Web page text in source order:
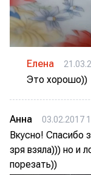
Елена
Это хорошо))
Анна 03.02.2017
Вкусно! Спасибо
зря взяла))) но и
порезать))